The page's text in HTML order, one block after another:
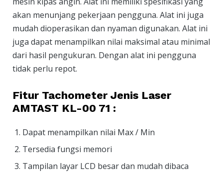
akan menunjang pekerjaan pengguna. Alat ini juga
mudah dioperasikan dan nyaman digunakan. Alat ini
juga dapat menampilkan nilai maksimal atau minimal
dari hasil pengukuran. Dengan alat ini pengguna
tidak perlu repot.
Fitur Tachometer Jenis Laser
AMTAST KL-00 71 :
Dapat menampilkan nilai Max / Min
Tersedia fungsi memori
Tampilan layar LCD besar dan mudah dibaca